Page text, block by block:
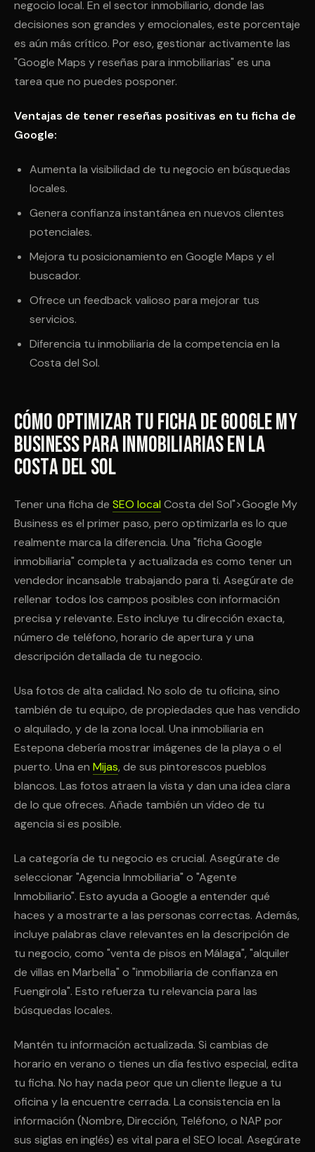
negocio local. En el sector inmobiliario, donde las
decisiones son grandes y emocionales, este porcentaje
es aún más crítico. Por eso, gestionar activamente las
"Google Maps y reseñas para inmobiliarias" es una
tarea que no puedes posponer.
Ventajas de tener reseñas positivas en tu ficha de
Google:
Aumenta la visibilidad de tu negocio en búsquedas
locales.
Genera confianza instantánea en nuevos clientes
potenciales.
Mejora tu posicionamiento en Google Maps y el
buscador.
Ofrece un feedback valioso para mejorar tus
servicios.
Diferencia tu inmobiliaria de la competencia en la
Costa del Sol.
Cómo Optimizar Tu Ficha de Google My
Business para Inmobiliarias en la
Costa del Sol
Tener una ficha de SEO local Costa del Sol">Google My
Business es el primer paso, pero optimizarla es lo que
realmente marca la diferencia. Una "ficha Google
inmobiliaria" completa y actualizada es como tener un
vendedor incansable trabajando para ti. Asegúrate de
rellenar todos los campos posibles con información
precisa y relevante. Esto incluye tu dirección exacta,
número de teléfono, horario de apertura y una
descripción detallada de tu negocio.
Usa fotos de alta calidad. No solo de tu oficina, sino
también de tu equipo, de propiedades que has vendido
o alquilado, y de la zona local. Una inmobiliaria en
Estepona debería mostrar imágenes de la playa o el
puerto. Una en Mijas, de sus pintorescos pueblos
blancos. Las fotos atraen la vista y dan una idea clara
de lo que ofreces. Añade también un vídeo de tu
agencia si es posible.
La categoría de tu negocio es crucial. Asegúrate de
seleccionar "Agencia Inmobiliaria" o "Agente
Inmobiliario". Esto ayuda a Google a entender qué
haces y a mostrarte a las personas correctas. Además,
incluye palabras clave relevantes en la descripción de
tu negocio, como "venta de pisos en Málaga", "alquiler
de villas en Marbella" o "inmobiliaria de confianza en
Fuengirola". Esto refuerza tu relevancia para las
búsquedas locales.
Mantén tu información actualizada. Si cambias de
horario en verano o tienes un día festivo especial, edita
tu ficha. No hay nada peor que un cliente llegue a tu
oficina y la encuentre cerrada. La consistencia en la
información (Nombre, Dirección, Teléfono, o NAP por
sus siglas en inglés) es vital para el SEO local. Asegúrate